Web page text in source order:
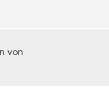
von